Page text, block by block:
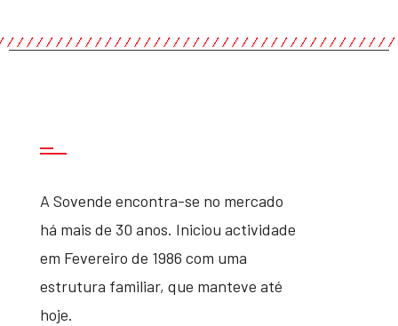
A Sovende encontra-se no mercado
há mais de 30 anos. Iniciou actividade
em Fevereiro de 1986 com uma
estrutura familiar, que manteve até
hoje.